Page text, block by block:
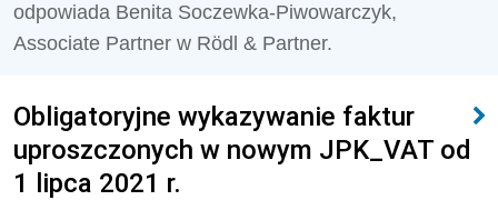
odpowiada Benita Soczewka-Piwowarczyk,
Associate Partner w Rödl & Partner.
Obligatoryjne wykazywanie faktur
uproszczonych w nowym JPK_VAT od
1 lipca 2021 r.